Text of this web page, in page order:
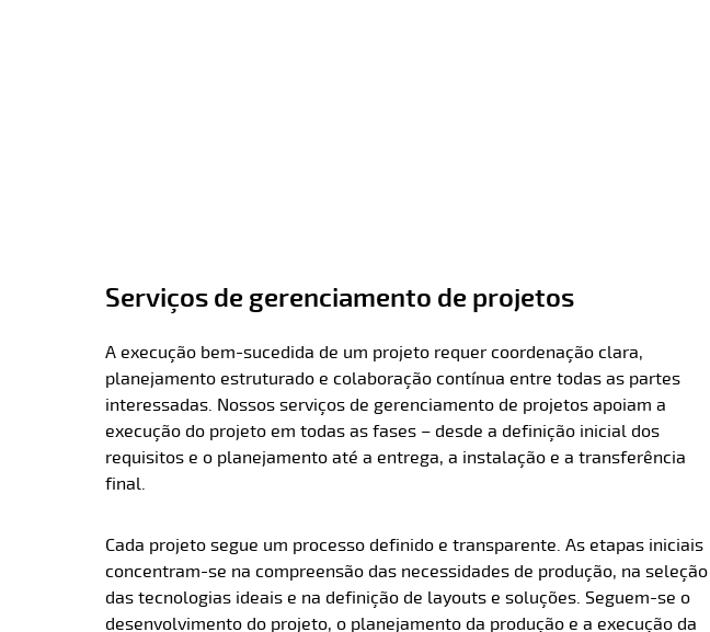
Serviços de gerenciamento de projetos
A execução bem-sucedida de um projeto requer coordenação clara,
planejamento estruturado e colaboração contínua entre todas as partes
interessadas. Nossos serviços de gerenciamento de projetos apoiam a
execução do projeto em todas as fases – desde a definição inicial dos
requisitos e o planejamento até a entrega, a instalação e a transferência
final.
Cada projeto segue um processo definido e transparente. As etapas iniciais
concentram-se na compreensão das necessidades de produção, na seleção
das tecnologias ideais e na definição de layouts e soluções. Seguem-se o
desenvolvimento do projeto, o planejamento da produção e a execução da